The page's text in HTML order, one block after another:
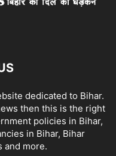
dedicated to Bihar.
then this is the right
policies in Bihar,
in Bihar, Bihar
and more.